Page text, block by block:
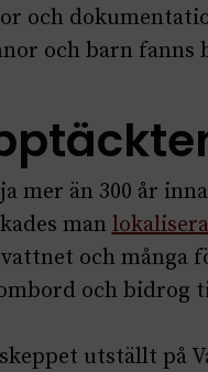
och
och barn fanns
mer än 300 år
man
och många
och bidrog
utställt på